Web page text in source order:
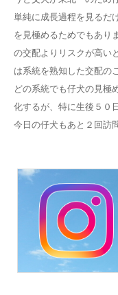
単純に成長過程を見るだ
を見極めるためでもあり
の交配よりリスクが高い
は系統を熟知した交配の
どの系統でも仔犬の見極
化するが、特に生後５０
今日の仔犬もあと２回訪